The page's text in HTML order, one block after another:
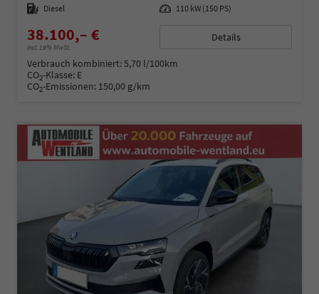
Kraftstoff Diesel Leistung 110 kW (150 PS)
38.100,– €
incl. 19% MwSt.
Details
Verbrauch kombiniert:5,70 l/100km
CO2-Klasse: E
CO2-Emissionen: 150,00 g/km